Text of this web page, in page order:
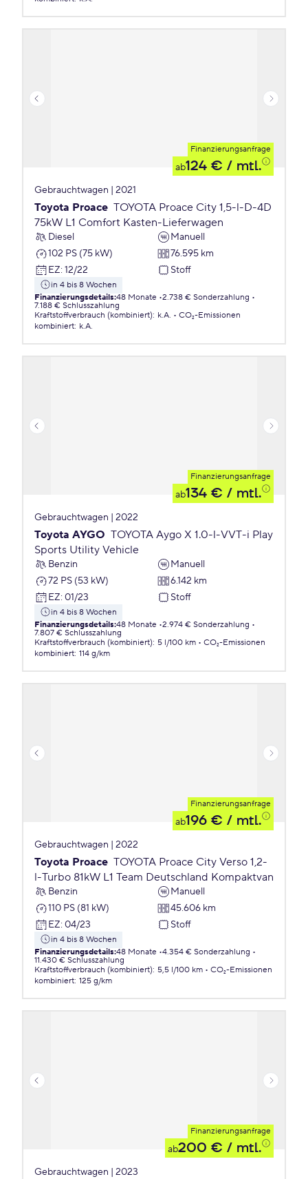
Finanzierungsanfrage
ab124 € / mtl.
Gebrauchtwagen | 2021
Toyota Proace TOYOTA Proace City 1,5-l-D-4D
75kW L1 Comfort Kasten-Lieferwagen
Diesel
Manuell
102 PS (75 kW)
76.595 km
EZ: 12/22 Stoff
in 4 bis 8 Wochen
Finanzierungsdetails:48 Monate 2.738 € Sonderzahlung
7.188 € Schlusszahlung
Kraftstoffverbrauch (kombiniert): k.A.
CO₂-Emissionen
kombiniert: k.A.
Finanzierungsanfrage
ab134 € / mtl.
Gebrauchtwagen | 2022
Toyota AYGO TOYOTA Aygo X 1.0-l-VVT-i Play
Sports Utility Vehicle
Benzin
Manuell
72 PS (53 kW)
6.142 km
EZ: 01/23 Stoff
in 4 bis 8 Wochen
Finanzierungsdetails:48 Monate 2.974 € Sonderzahlung
7.807 € Schlusszahlung
Kraftstoffverbrauch (kombiniert): 5 l/100 km
CO₂-Emissionen
kombiniert: 114 g/km
Finanzierungsanfrage
ab196 € / mtl.
Gebrauchtwagen | 2022
Toyota Proace TOYOTA Proace City Verso 1,2-
l-Turbo 81kW L1 Team Deutschland Kompaktvan
Benzin
Manuell
110 PS (81 kW)
45.606 km
EZ: 04/23 Stoff
in 4 bis 8 Wochen
Finanzierungsdetails:48 Monate 4.354 € Sonderzahlung
11.430 € Schlusszahlung
Kraftstoffverbrauch (kombiniert): 5,5 l/100 km
CO₂-Emissionen
kombiniert: 125 g/km
Finanzierungsanfrage
ab200 € / mtl.
Gebrauchtwagen | 2023